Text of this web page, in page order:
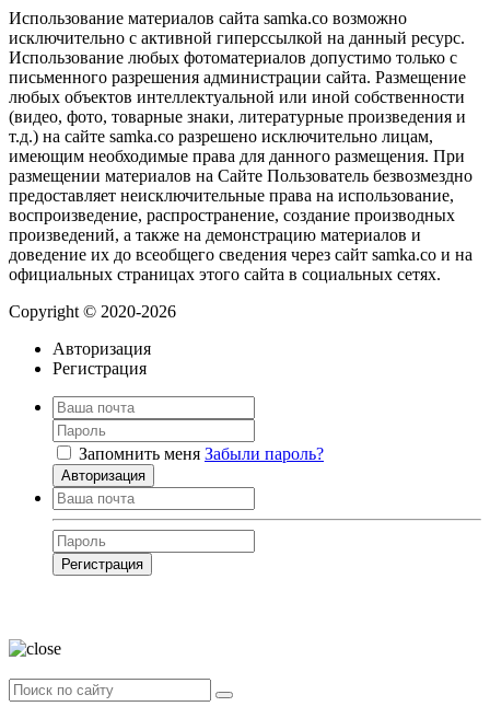
Использование материалов сайта samka.co возможно
исключительно с активной гиперссылкой на данный ресурс.
Использование любых фотоматериалов допустимо только с
письменного разрешения администрации сайта. Размещение
любых объектов интеллектуальной или иной собственности
(видео, фото, товарные знаки, литературные произведения и
т.д.) на сайте samka.co разрешено исключительно лицам,
имеющим необходимые права для данного размещения. При
размещении материалов на Сайте Пользователь безвозмездно
предоставляет неисключительные права на использование,
воспроизведение, распространение, создание производных
произведений, а также на демонстрацию материалов и
доведение их до всеобщего сведения через сайт samka.co и на
официальных страницах этого сайта в социальных сетях.
Copyright © 2020-2026
Авторизация
Регистрация
Запомнить меня Забыли пароль?
Авторизация
Регистрация